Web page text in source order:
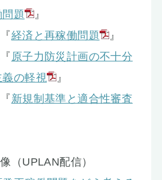
問題
』
経済と再稼働問題
』
原子力防災計画の不十分
の軽視
』
新規制基準と適合性審査
（UPLAN配信）